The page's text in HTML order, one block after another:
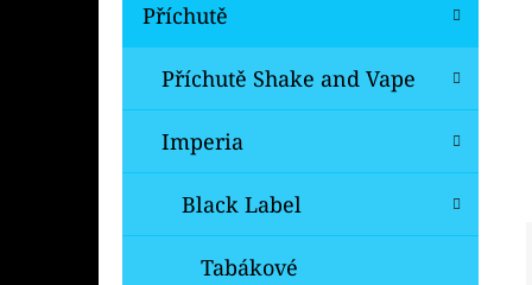
N
Příchutě
Příchutě Shake and Vape
Imperia
Black Label
Tabákové
OXVA XLIM V3 TOP FILL NÁHRADNÍ
99 Kč
Původně: